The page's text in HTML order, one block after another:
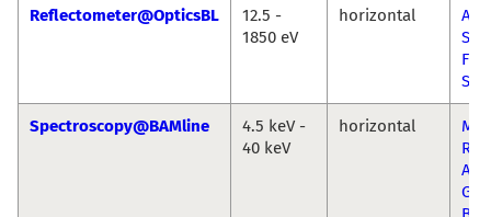
Reflectometer@OpticsBL
12.5 -
1850 eV
horizontal
Spectroscopy@BAMline
4.5 keV -
40 keV
horizontal
Ana